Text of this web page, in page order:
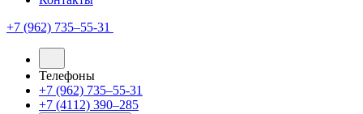
+7 (962) 735‒55-31
Телефоны
+7 (962) 735‒55-31
+7 (4112) 390‒285